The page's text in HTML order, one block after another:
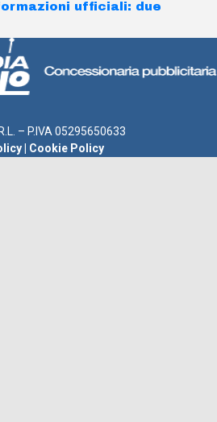
ufficiali: due
– P.IVA 05295650633
Cookie Policy